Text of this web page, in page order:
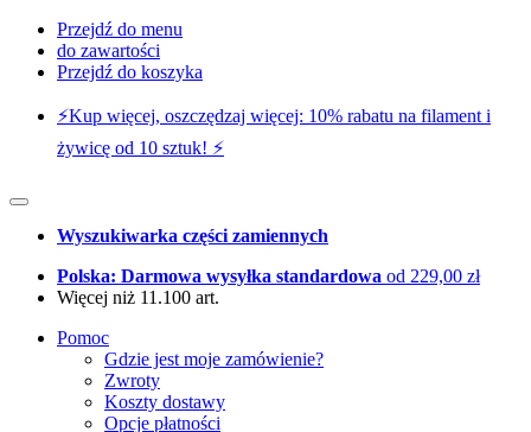
Przejdź do menu
do zawartości
Przejdź do koszyka
⚡️Kup więcej, oszczędzaj więcej: 10% rabatu na filament i
żywicę od 10 sztuk! ⚡️
Wyszukiwarka części zamiennych
Polska: Darmowa wysyłka standardowa od 229,00 zł
Więcej niż 11.100 art.
Pomoc
Gdzie jest moje zamówienie?
Zwroty
Koszty dostawy
Opcje płatności